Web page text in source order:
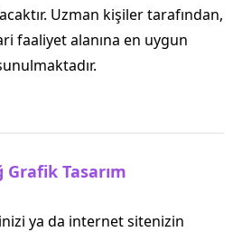
Uzman kişiler tarafından,
faaliyet alanına en uygun
Grafik Tasarım
ya da internet sitenizin